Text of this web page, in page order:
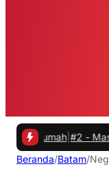
#2 - Masalah Utama
Beranda/Batam/